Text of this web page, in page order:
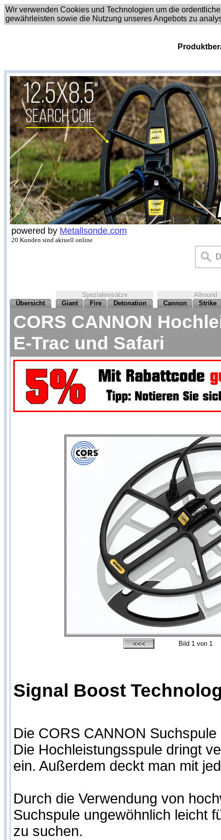
Wir verwenden Cookies und Technologien um die
gewährleisten sowie die Nutzung unseres Angebots zu
powered by Metallsonde.com
20 Kunden sind aktuell online
Spezialeinsätze
Allround
Übersicht
Giant Fire Detonation Cannon Strike
CORS CANNON
E-Trac und Safari
Bild 1 von 1
Signal Boost
Die CORS CANNON
Die Hochleistungsspule dringt
ein. Außerdem deckt man mit
Durch die Verwendung von
Suchspule ungewöhnlich leicht
zu suchen.